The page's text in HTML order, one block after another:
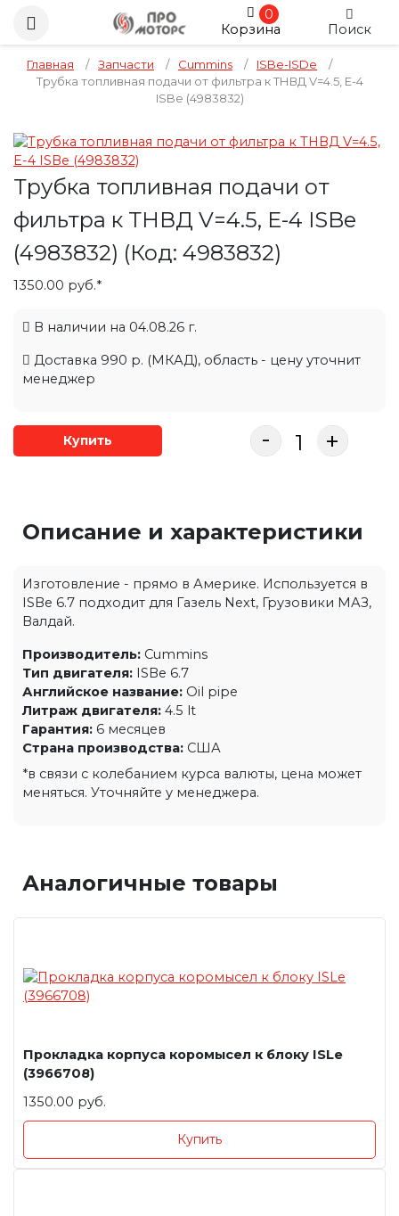
0
Корзина
Поиск
Главная / Запчасти / Cummins / ISBe-ISDe
/
Трубка топливная подачи от фильтра к ТНВД V=4.5, E-4
ISBe (4983832)
Трубка топливная подачи от
фильтра к ТНВД V=4.5, E-4 ISBe
(4983832) (Код: 4983832)
1350.00 руб.*
В наличии на 04.08.26 г.
Доставка 990 р. (МКАД), область - цену уточнит
менеджер
Купить - +
Описание и характеристики
Изготовление - прямо в Америке. Используется в
ISBe 6.7 подходит для Газель Next, Грузовики МАЗ,
Валдай.
Производитель: Cummins
Тип двигателя: ISBe 6.7
Английское название: Oil pipe
Литраж двигателя: 4.5 lt
Гарантия: 6 месяцев
Страна производства: США
*в связи с колебанием курса валюты, цена может
меняться. Уточняйте у менеджера.
Аналогичные товары
Прокладка корпуса коромысел к блоку ISLe
(3966708)
1350.00 руб.
Купить